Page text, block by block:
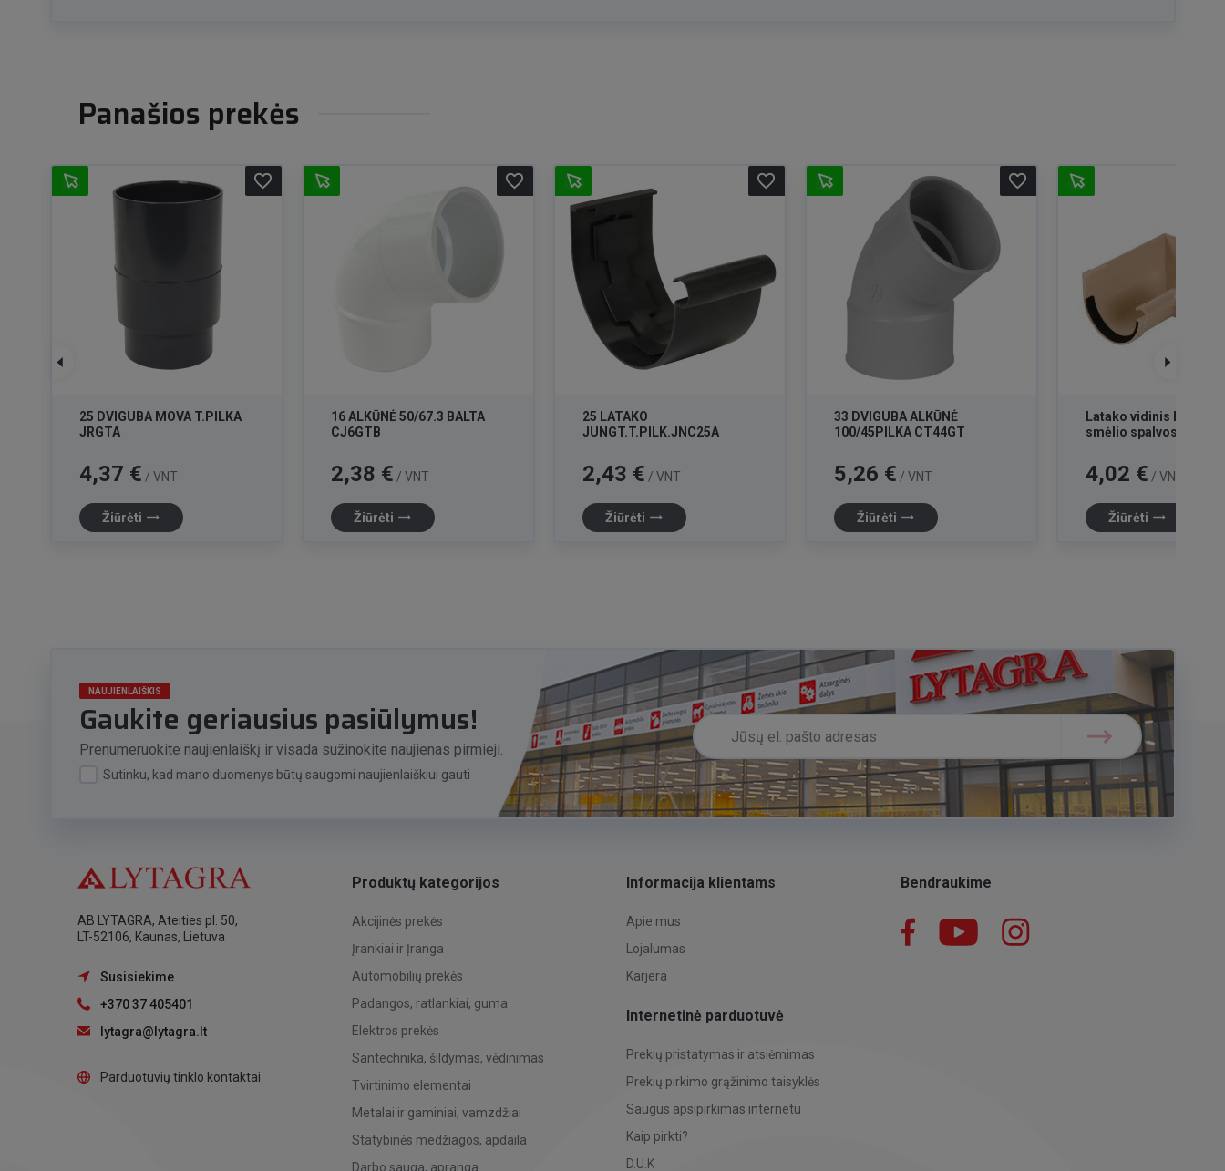
Panašios prekės
25 DVIGUBA MOVA T.PILKA
JRGTA
Kaina
4,37 € / VNT
Žiūrėti trending_flat
favorite_border
16 ALKŪNĖ 50/67.3 BALTA
CJ6GTB
Kaina
2,38 € / VNT
Žiūrėti trending_flat
favorite_border
25 LATAKO
JUNGT.T.PILK.JNC25A
Kaina
2,43 € / VNT
Žiūrėti trending_flat
favorite_border
33 DVIGUBA ALKŪNĖ
100/45PILKA CT44GT
Kaina
5,26 € / VNT
Žiūrėti trending_flat
favorite_border
Latako vidinis kampas
smėlio spalvos 16
Kaina
4,02 € / VNT
Žiūrėti trending_flat
NAUJIENLAIŠKIS
Gaukite geriausius pasiūlymus!
Prenumeruokite naujienlaiškį ir visada sužinokite naujienas pirmieji.
Sutinku, kad mano duomenys būtų saugomi naujienlaiškiui gauti
AB LYTAGRA, Ateities pl. 50,
LT-52106, Kaunas, Lietuva
Susisiekime
+370 37 405401
lytagra@lytagra.lt
Parduotuvių tinklo kontaktai
Produktų kategorijos
Akcijinės prekės
Įrankiai ir Įranga
Automobilių prekės
Padangos, ratlankiai, guma
Elektros prekės
Santechnika, šildymas, vėdinimas
Tvirtinimo elementai
Metalai ir gaminiai, vamzdžiai
Statybinės medžiagos, apdaila
Darbo sauga, apranga
Informacija klientams
Apie mus
Lojalumas
Karjera
Internetinė parduotuvė
Prekių pristatymas ir atsiėmimas
Prekių pirkimo grąžinimo taisyklės
Saugus apsipirkimas internetu
Kaip pirkti?
D.U.K
Bendraukime
Facebook YouTube